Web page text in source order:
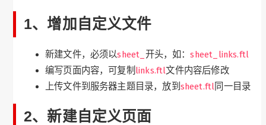
1、增加自定义文件
新建文件，必须以sheet_ 开头，如：sheet_links.ftl
编写页面内容，可复制 links.ftl文件内容后修改
上传文件到服务器主题目录，放到 sheet.ftl同一目录
2、新建自定义页面